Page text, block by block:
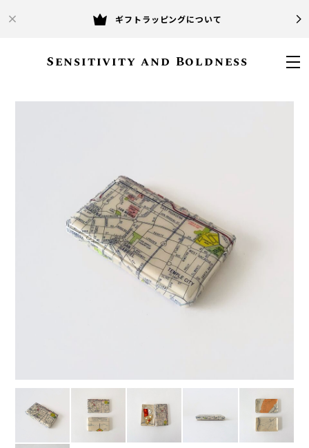
ギフトラッピングについて
Sensitivity and Boldness